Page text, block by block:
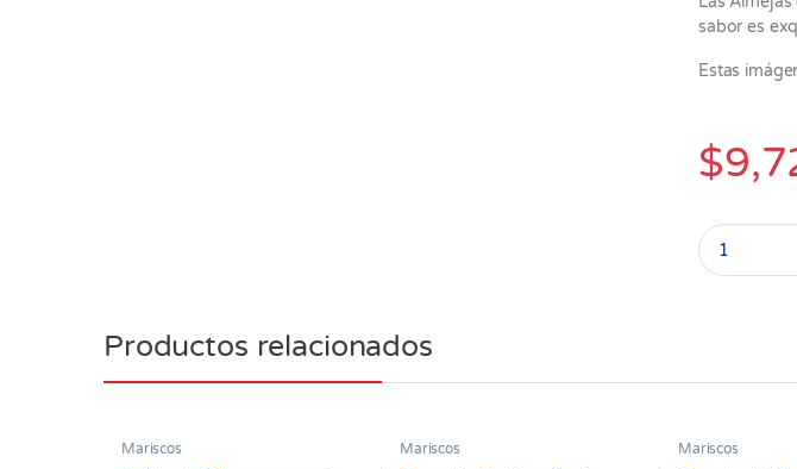
sabor es
Estas
$
Almeja en
Productos relacionados
Mariscos Mariscos Mariscos